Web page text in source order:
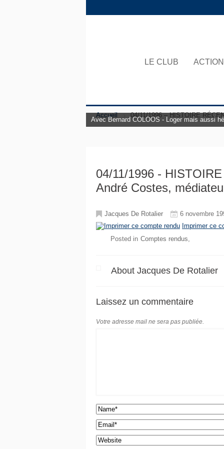
LE CLUB
Accueil 04/11/1996 – HISTOIRE
L'Europe à l'honneur au Club Citoyens.
Avec François Bancilhon - L’intelligence
Avec Bernard COLOOS - Loger mais aussi
04/11/1996 -
André Costes,
Jacques De Rotalier 6 novembre
Imprimer ce
Posted in Comptes rendus
About Jacques De Rotalier
Laissez un commentaire
Votre adresse mail ne sera pas publiée.